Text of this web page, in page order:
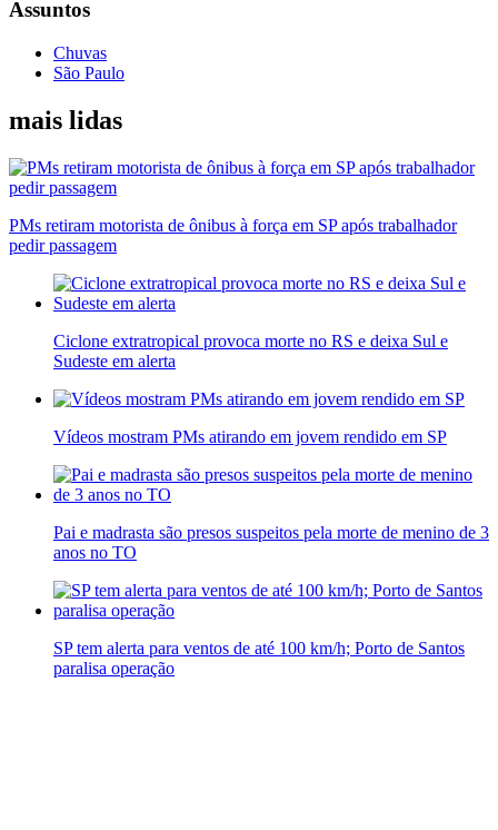
Assuntos
Chuvas
São Paulo
mais lidas
PMs retiram motorista de ônibus à força em SP após trabalhador
pedir passagem
Ciclone extratropical provoca morte no RS e deixa Sul e
Sudeste em alerta
Vídeos mostram PMs atirando em jovem rendido em SP
Pai e madrasta são presos suspeitos pela morte de menino de 3
anos no TO
SP tem alerta para ventos de até 100 km/h; Porto de Santos
paralisa operação